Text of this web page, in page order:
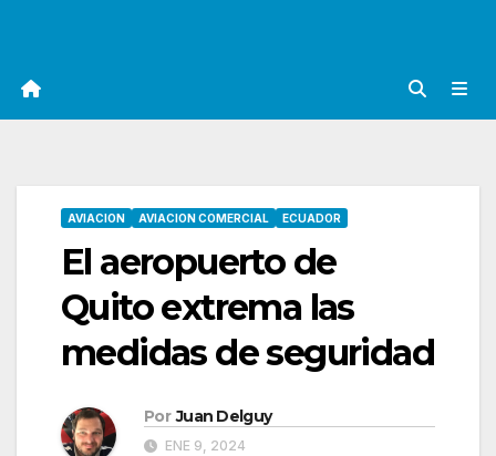
AVIACION AVIACION COMERCIAL ECUADOR
El aeropuerto de
Quito extrema las
medidas de seguridad
Por Juan Delguy
ENE 9, 2024